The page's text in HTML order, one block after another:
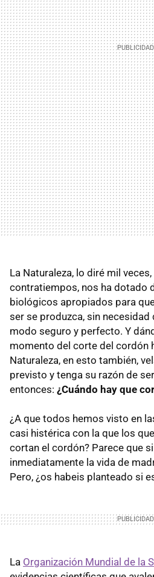
La Naturaleza, lo diré mil veces,
contratiempos, nos ha dotado
biológicos apropiados para
ser se produzca, sin necesidad
modo seguro y perfecto. Y
momento del corte del cordón
Naturaleza, en esto también,
previsto y tenga su razón de
entonces: ¿Cuándo hay que
¿A que todos hemos visto en
casi histérica con la que los
cortan el cordón? Parece que
inmediatamente la vida de
Pero, ¿os habeis planteado si
La Organización Mundial de la